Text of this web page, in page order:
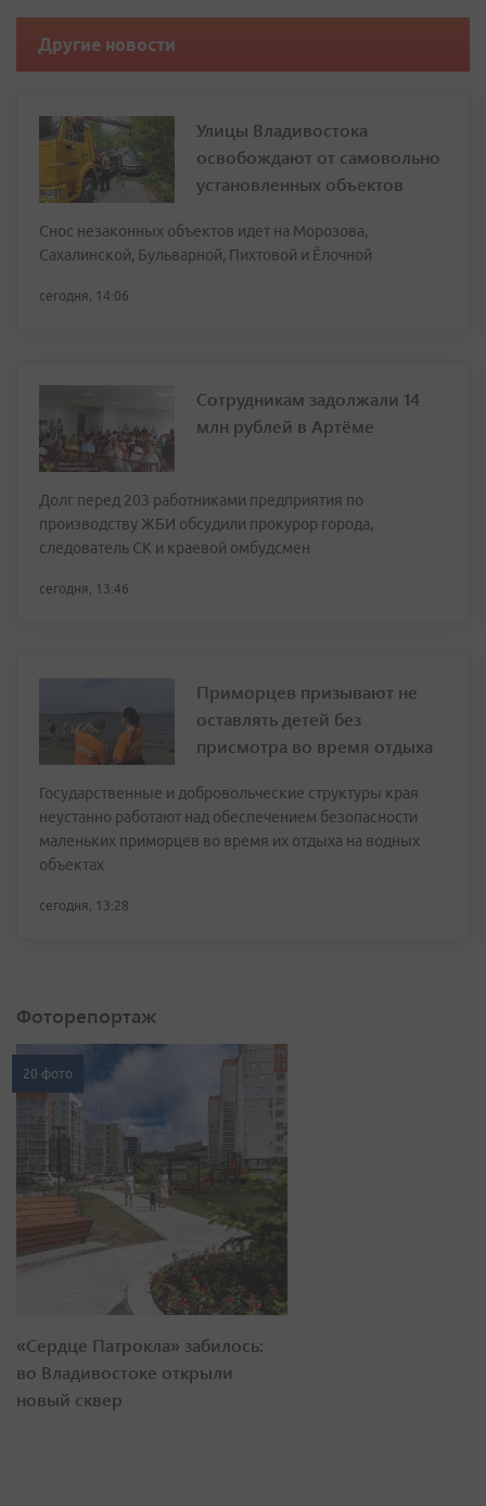
Другие новости
Улицы Владивостока
освобождают от самовольно
установленных объектов
Снос незаконных объектов идет на Морозова,
Сахалинской, Бульварной, Пихтовой и Ёлочной
сегодня, 14:06
Сотрудникам задолжали 14
млн рублей в Артёме
Долг перед 203 работниками предприятия по
производству ЖБИ обсудили прокурор города,
следователь СК и краевой омбудсмен
сегодня, 13:46
Приморцев призывают не
оставлять детей без
присмотра во время отдыха
Государственные и добровольческие структуры края
неустанно работают над обеспечением безопасности
маленьких приморцев во время их отдыха на водных
объектах
сегодня, 13:28
Фоторепортаж
20 фото
«Сердце Патрокла» забилось:
во Владивостоке открыли
новый сквер